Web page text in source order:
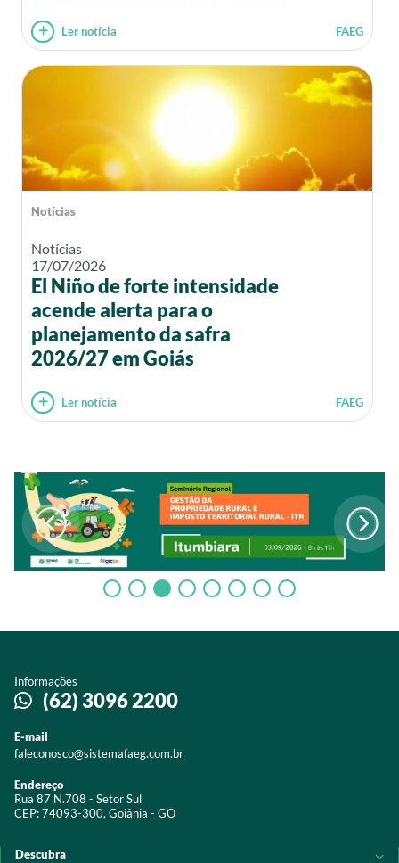
Ler notícia FAEG
Notícias
Notícias
17/07/2026
El Niño de forte intensidade
acende alerta para o
planejamento da safra
2026/27 em Goiás
Ler notícia FAEG
Informações
(62) 3096 2200
E-mail
faleconosco@sistemafaeg.com.br
Endereço
Rua 87 N.708 - Setor Sul
CEP: 74093-300, Goiânia - GO
Descubra